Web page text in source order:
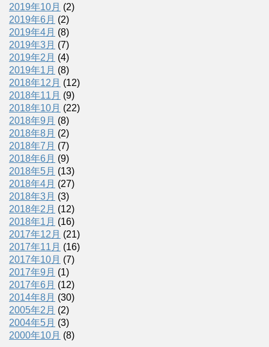
2019年10月 (2)
2019年6月 (2)
2019年4月 (8)
2019年3月 (7)
2019年2月 (4)
2019年1月 (8)
2018年12月 (12)
2018年11月 (9)
2018年10月 (22)
2018年9月 (8)
2018年8月 (2)
2018年7月 (7)
2018年6月 (9)
2018年5月 (13)
2018年4月 (27)
2018年3月 (3)
2018年2月 (12)
2018年1月 (16)
2017年12月 (21)
2017年11月 (16)
2017年10月 (7)
2017年9月 (1)
2017年6月 (12)
2014年8月 (30)
2005年2月 (2)
2004年5月 (3)
2000年10月 (8)